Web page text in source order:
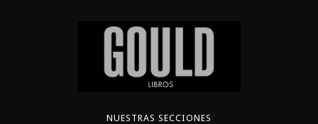
NUESTRAS SECCIONES